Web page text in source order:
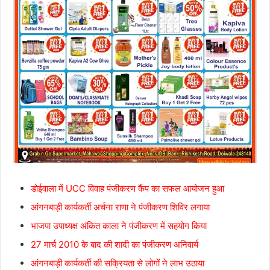
डोईवाला में UCC विवाह पंजीकरण कैंप का सफल आयोजन हुआ
आंगनबाड़ी कार्यकर्ती अर्चना राणा ने पंजीकरण शिविर लगाया
भाजपा उपाध्यक्ष अंकित काला ने पंजीकरण में सहयोग किया
27 मार्च 2010 के बाद की शादी का पंजीकरण अनिवार्य
आंगनबाड़ी कार्यकर्ती की सक्रियता से लोगों ने लाभ उठाया